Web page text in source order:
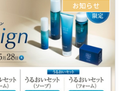
お知らせ